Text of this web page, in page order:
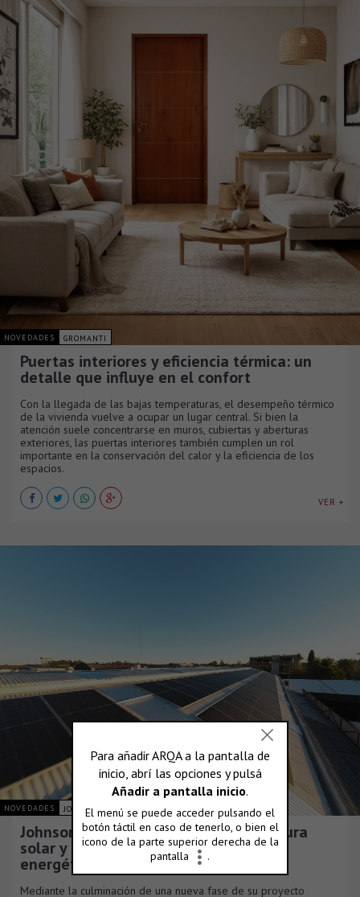
NOVEDADES GROMANTI
Puertas interiores y eficiencia térmica: un
detalle que influye en el confort
Con la llegada de las bajas temperaturas, el desempeño térmico
de la vivienda vuelve a ocupar un lugar central. Si bien la
atención suele concentrarse en muros, cubiertas y aberturas
exteriores, las puertas interiores también cumplen un rol
importante en la conservación del calor y la eficiencia de los
espacios.
VER +
NOVEDADES JOHNSON ACERO S.A.
Johnson Acero duplica su infraestructura
solar y consolida su plan de eficiencia
energética
Mediante la culminación de una nueva fase de su proyecto